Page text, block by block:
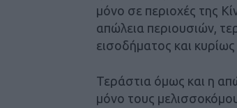
μόνο σε περιοχές της
απώλεια περιουσιών,
εισοδήματος και
Τεράστια όμως και η
μόνο τους